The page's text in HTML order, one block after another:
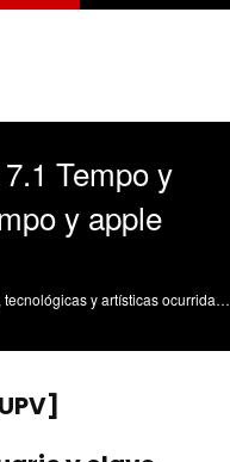
Tempo y
y apple
Divulgación de las actividades científicas, tecnológicas y artísticas ocurridas en los tres campus de la UPV